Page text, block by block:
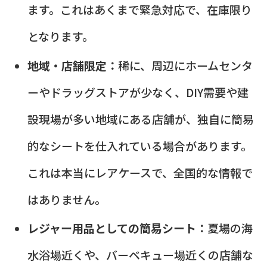
ます。これはあくまで緊急対応で、在庫限り
となります。
地域・店舗限定： 稀に、周辺にホームセンタ
ーやドラッグストアが少なく、DIY需要や建
設現場が多い地域にある店舗が、独自に簡易
的なシートを仕入れている場合があります。
これは本当にレアケースで、全国的な情報で
はありません。
レジャー用品としての簡易シート： 夏場の海
水浴場近くや、バーベキュー場近くの店舗な